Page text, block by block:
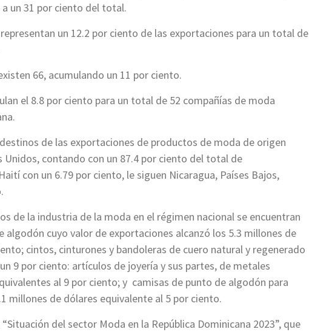
un 31 por ciento del total.
un 12.2 por ciento de las exportaciones para un total de
66, acumulando un 11 por ciento.
el 8.8 por ciento para un total de 52 compañías de moda
de las exportaciones de productos de moda de origen
Unidos, contando con un 87.4 por ciento del total de
con un 6.79 por ciento, le siguen Nicaragua, Países Bajos,
de la industria de la moda en el régimen nacional se encuentran
algodón cuyo valor de exportaciones alcanzó los 5.3 millones de
cintos, cinturones y bandoleras de cuero natural y regenerado
9 por ciento: artículos de joyería y sus partes, de metales
al 9 por ciento; y camisas de punto de algodón para
millones de dólares equivalente al 5 por ciento.
del sector Moda en la República Dominicana 2023”, que